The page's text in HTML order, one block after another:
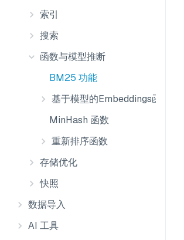
索引
搜索
函数与模型推断
BM25 功能
基于模型的Embeddings函数
MinHash 函数
重新排序函数
存储优化
快照
数据导入
AI 工具